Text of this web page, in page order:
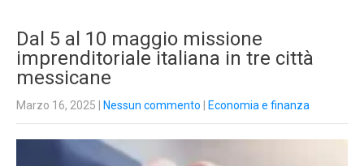
Dal 5 al 10 maggio missione
imprenditoriale italiana in tre città
messicane
Marzo 16, 2025 Nessun commento Economia e finanza